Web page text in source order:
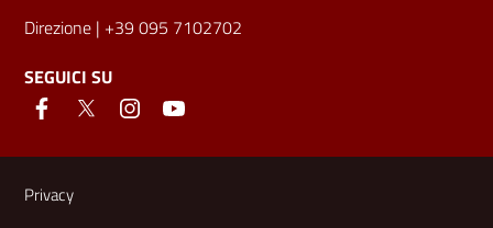
Direzione | +39 095 7102702
SEGUICI SU
Link e informazioni utili
Privacy